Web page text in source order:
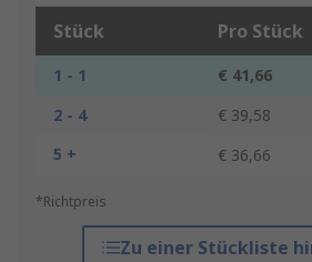
Stück Pro Stück
1 - 1
€ 41,66
2 - 4
€ 39,58
5 +
€ 36,66
*Richtpreis
Zu einer Stückliste